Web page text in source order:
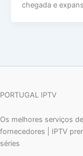
chegada e
PORTUGAL IPTV
Os melhores serviços
fornecedores | IPTV
séries